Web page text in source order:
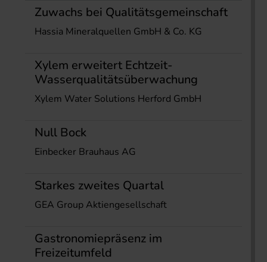
Zuwachs bei Qualitätsgemeinschaft
Hassia Mineralquellen GmbH & Co. KG
Xylem erweitert Echtzeit-
Wasserqualitätsüberwachung
Xylem Water Solutions Herford GmbH
Null Bock
Einbecker Brauhaus AG
Starkes zweites Quartal
GEA Group Aktiengesellschaft
Gastronomiepräsenz im
Freizeitumfeld